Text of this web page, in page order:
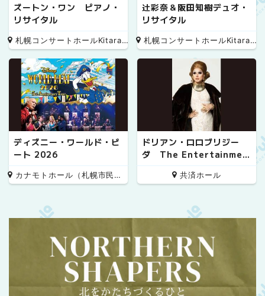
ズートン・ワン ピアノ・
リサイタル
札幌コンサートホールKitara 小ホール
辻彩奈＆阪田知樹デュオ・
リサイタル
札幌コンサートホールKitara 小ホール
ディズニー・ワールド・ビ
ート 2026
カナモトホール（札幌市民ホール）
ドリアン・ロロブリジー
ダ The Entertainmen
t!! 20th Anniversary S
共済ホール